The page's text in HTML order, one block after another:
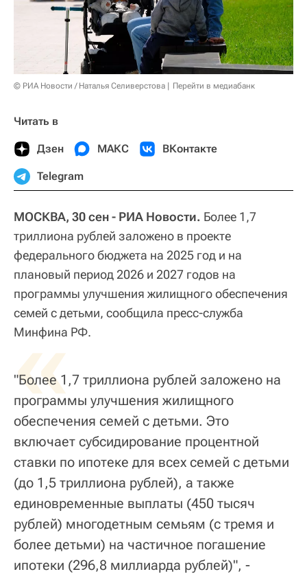
© РИА Новости / Наталья Селиверстова Перейти в медиабанк
Читать в
Дзен МАКС ВКонтакте
Telegram
МОСКВА, 30 сен - РИА Новости. Более 1,7
триллиона рублей заложено в проекте
федерального бюджета на 2025 год и на
плановый период 2026 и 2027 годов на
программы улучшения жилищного обеспечения
семей с детьми, сообщила пресс-служба
Минфина РФ.
«
"Более 1,7 триллиона рублей заложено на
программы улучшения жилищного
обеспечения семей с детьми. Это
включает субсидирование процентной
ставки по ипотеке для всех семей с детьми
(до 1,5 триллиона рублей), а также
единовременные выплаты (450 тысяч
рублей) многодетным семьям (с тремя и
более детьми) на частичное погашение
ипотеки (296,8 миллиарда рублей)", -